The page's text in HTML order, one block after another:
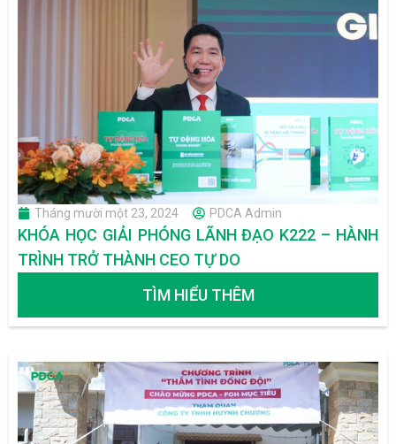
Tháng mười một 23, 2024 PDCA Admin
KHÓA HỌC GIẢI PHÓNG LÃNH ĐẠO K222 – HÀNH
TRÌNH TRỞ THÀNH CEO TỰ DO
TÌM HIỂU THÊM